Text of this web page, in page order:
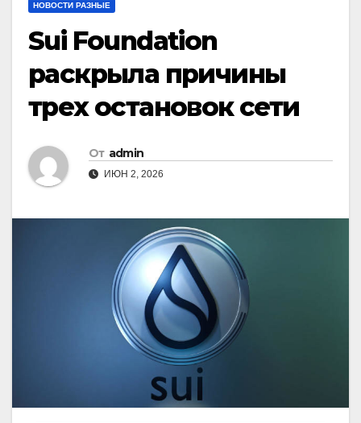
НОВОСТИ РАЗНЫЕ
Sui Foundation
раскрыла причины
трех остановок сети
От admin
ИЮН 2, 2026